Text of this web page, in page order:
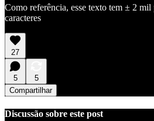
Como referência, esse texto tem ± 2
caracteres
27
5
5
Compartilhar
Discussão sobre este post